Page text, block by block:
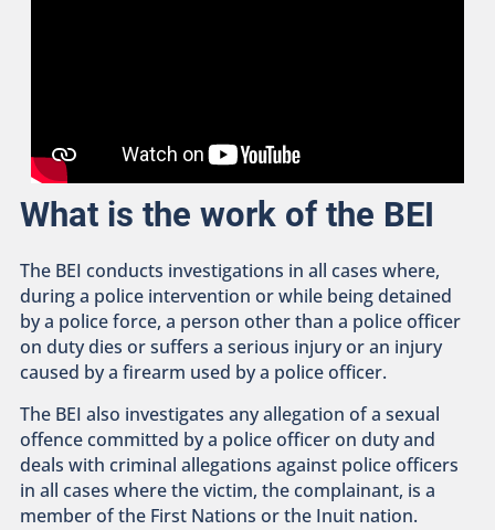
What is the work of the BEI
The BEI conducts investigations in all cases where,
during a police intervention or while being detained
by a police force, a person other than a police officer
on duty dies or suffers a serious injury or an injury
caused by a firearm used by a police officer.
The BEI also investigates any allegation of a sexual
offence committed by a police officer on duty and
deals with criminal allegations against police officers
in all cases where the victim, the complainant, is a
member of the First Nations or the Inuit nation.